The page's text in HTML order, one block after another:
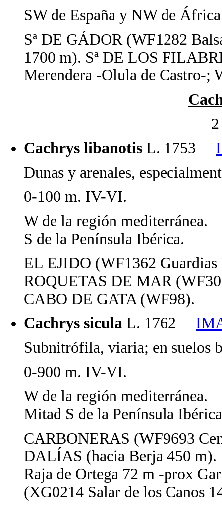
SW de España y NW de
Sª DE GÁDOR (WF1282
1700 m). Sª DE LOS
Merendera -Olula de Castro-;
Cachrys libanotis L. 1753
Dunas y arenales,
0-100 m. IV-VI.
W de la región mediterránea.
S de la Península Ibérica.
EL EJIDO (WF1362
ROQUETAS DE MAR
CABO DE GATA (WF98).
Cachrys sicula L. 1762
Subnitrófila, viaria; en suelos
0-900 m. IV-VI.
W de la región mediterránea.
Mitad S de la Península
CARBONERAS (WF9693
DALÍAS (hacia Berja 450
Raja de Ortega 72 m -prox
(XG0214 Salar de los Canos